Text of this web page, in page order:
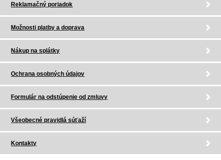
Reklamačný poriadok
Možnosti platby a doprava
Nákup na splátky
Ochrana osobných údajov
Formulár na odstúpenie od zmluvy
Všeobecné pravidlá súťaží
Kontakty